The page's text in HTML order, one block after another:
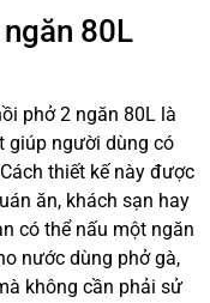
80L
phở 2 ngăn 80L là
giúp người dùng có
thiết kế này được
ăn, khách sạn hay
có thể nấu một ngăn
nước dùng phở gà,
không cần phải sử